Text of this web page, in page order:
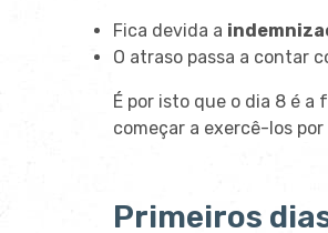
Fica devida a
O atraso passa a contar
É por isto que o dia 8 é
começar a exercê-los
Primeiros